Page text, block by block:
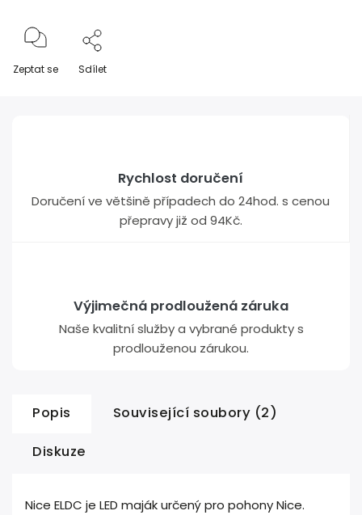
Zeptat se Sdílet
Rychlost doručení
Doručení ve většině případech do 24hod. s cenou
přepravy již od 94Kč.
Výjimečná prodloužená záruka
Naše kvalitní služby a vybrané produkty s
prodlouženou zárukou.
Popis Související soubory (2)
Diskuze
Nice ELDC je LED maják určený pro pohony Nice.